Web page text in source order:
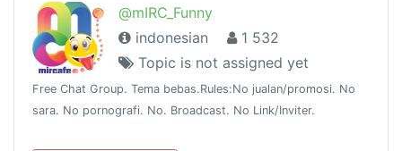
@mIRC_Funny
indonesian
1 532
Topic is not assigned yet
Free Chat Group. Tema bebas.Rules:No jualan/promosi. No
sara. No pornografi. No. Broadcast. No Link/Inviter.